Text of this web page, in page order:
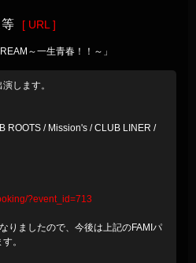
[ URL ]
～一生青春！！～」
します。
ROOTS / Mission's / CLUB LINER /
?event_id=713
りましたので、今後は上記のFAMIパ
。